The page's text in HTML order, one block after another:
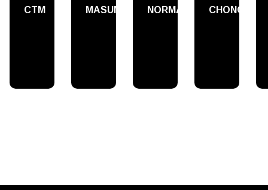
СТМ MASUMA NORMA CHONGI